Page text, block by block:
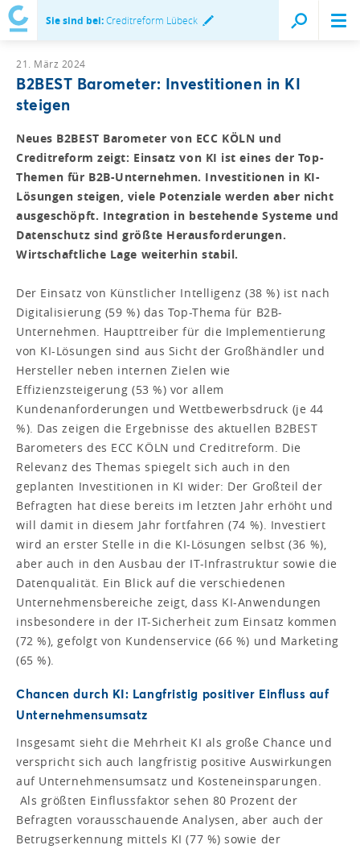
Sie sind bei:Creditreform Lübeck
21. März 2024
B2BEST Barometer: Investitionen in KI
steigen
Neues B2BEST Barometer von ECC KÖLN und
Creditreform zeigt: Einsatz von KI ist eines der Top-
Themen für B2B-Unternehmen. Investitionen in KI-
Lösungen steigen, viele Potenziale werden aber nicht
ausgeschöpft. Integration in bestehende Systeme und
Datenschutz sind größte Herausforderungen.
Wirtschaftliche Lage weiterhin stabil.
Der Einsatz von Künstlicher Intelligenz (38 %) ist nach
Digitalisierung (59 %) das Top-Thema für B2B-
Unternehmen. Haupttreiber für die Implementierung
von KI-Lösungen sind aus Sicht der Großhändler und
Hersteller neben internen Zielen wie
Effizienzsteigerung (53 %) vor allem
Kundenanforderungen und Wettbewerbsdruck (je 44
%). Das zeigen die Ergebnisse des aktuellen B2BEST
Barometers des ECC KÖLN und Creditreform. Die
Relevanz des Themas spiegelt sich auch in den
geplanten Investitionen in KI wider: Der Großteil der
Befragten hat diese bereits im letzten Jahr erhöht und
will damit in diesem Jahr fortfahren (74 %). Investiert
wird an erster Stelle in die KI-Lösungen selbst (36 %),
aber auch in den Ausbau der IT-Infrastruktur sowie die
Datenqualität. Ein Blick auf die verschiedenen
Unternehmensbereiche zeigt, dass KI-Anwendungen
insbesondere in der IT-Sicherheit zum Einsatz kommen
(72 %), gefolgt von Kundenservice (66 %) und Marketing
(65 %).
Chancen durch KI: Langfristig positiver Einfluss auf
Unternehmensumsatz
Insgesamt sieht die Mehrheit KI als große Chance und
verspricht sich auch langfristig positive Auswirkungen
auf Unternehmensumsatz und Kosteneinsparungen.
Als größten Einflussfaktor sehen 80 Prozent der
Befragten vorausschauende Analysen, aber auch der
Betrugserkennung mittels KI (77 %) sowie der